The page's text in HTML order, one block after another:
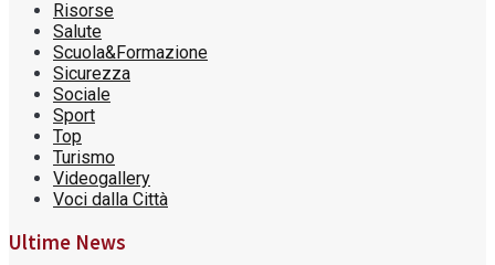
Risorse
Salute
Scuola&Formazione
Sicurezza
Sociale
Sport
Top
Turismo
Videogallery
Voci dalla Città
Ultime News